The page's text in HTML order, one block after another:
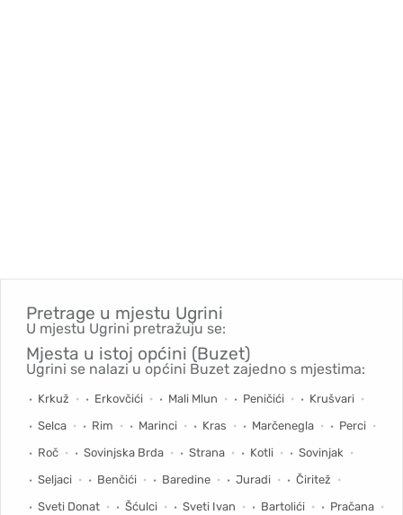
Pretrage u mjestu Ugrini
U mjestu Ugrini pretražuju se:
Mjesta u istoj općini (Buzet)
Ugrini se nalazi u općini Buzet zajedno s mjestima:
Krkuž Erkovčići Mali Mlun Peničići
Krušvari
Selca
Rim Marinci Kras Marčenegla
Perci
Roč
Sovinjska Brda Strana Kotli
Sovinjak
Seljaci
Benčići Baredine Juradi
Čiritež
Sveti Donat
Šćulci Sveti Ivan Bartolići
Pračana